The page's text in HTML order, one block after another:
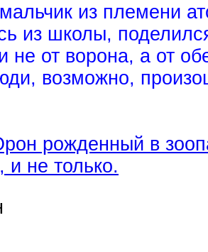
из племени
из школы,
не от ворона, а от
возможно,
рожденный в
и не только.